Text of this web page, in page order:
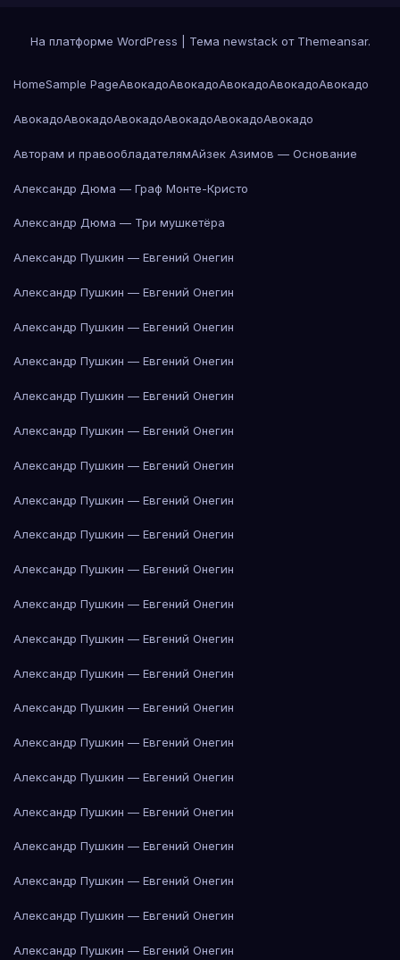
На платформе WordPress Тема newstack от Themeansar.
HomeSample PageАвокадоАвокадоАвокадоАвокадоАвокадо
АвокадоАвокадоАвокадоАвокадоАвокадоАвокадо
Авторам и правообладателямАйзек Азимов — Основание
Александр Дюма — Граф Монте-Кристо
Александр Дюма — Три мушкетёра
Александр Пушкин — Евгений Онегин
Александр Пушкин — Евгений Онегин
Александр Пушкин — Евгений Онегин
Александр Пушкин — Евгений Онегин
Александр Пушкин — Евгений Онегин
Александр Пушкин — Евгений Онегин
Александр Пушкин — Евгений Онегин
Александр Пушкин — Евгений Онегин
Александр Пушкин — Евгений Онегин
Александр Пушкин — Евгений Онегин
Александр Пушкин — Евгений Онегин
Александр Пушкин — Евгений Онегин
Александр Пушкин — Евгений Онегин
Александр Пушкин — Евгений Онегин
Александр Пушкин — Евгений Онегин
Александр Пушкин — Евгений Онегин
Александр Пушкин — Евгений Онегин
Александр Пушкин — Евгений Онегин
Александр Пушкин — Евгений Онегин
Александр Пушкин — Евгений Онегин
Александр Пушкин — Евгений Онегин